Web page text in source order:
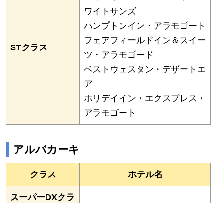
STクラス
ワイトサンズ
ハンプトンイン・アラモゴート
フェアフィールドイン＆スイー
ツ・アラモゴード
ベストウェスタン・デザートエ
ア
ホリデイイン・エクスプレス・
アラモゴート
アルバカーキ
クラス ホテル名
スーパーDXクラ